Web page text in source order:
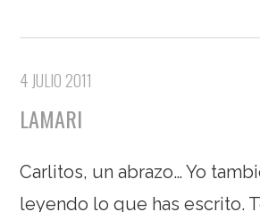
4 JULIO 2011
LAMARI
Carlitos, un abrazo… Yo
leyendo lo que has escrito.